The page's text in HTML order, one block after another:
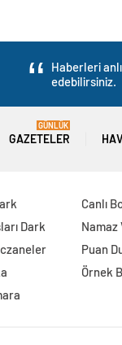
Haberleri
edebilirsiniz.
GAZETELER
GÜNLÜK
Dark
Canlı
Puan
Örnek